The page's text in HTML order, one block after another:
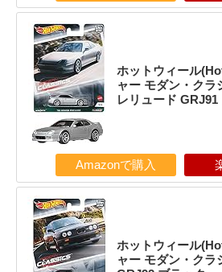
ホットウィール
ャー モダン・クラ
レリュード GRJ91
Amazonで購入
ホットウィール
ャー モダン・クラ